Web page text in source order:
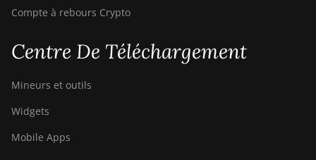
Compte à rebours Crypto
Centre De Téléchargement
Mineurs et outils
Widgets
Mobile Apps